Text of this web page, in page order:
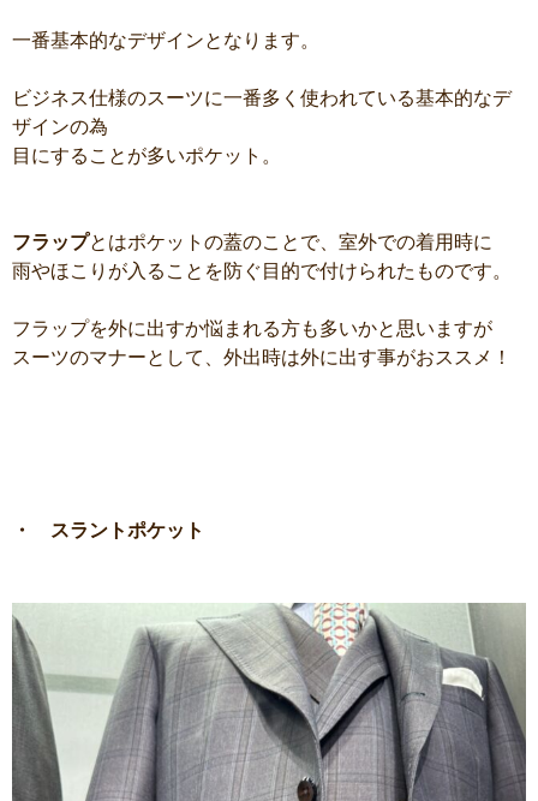
一番基本的なデザインとなります。
ビジネス仕様のスーツに一番多く使われている基本的なデ
ザインの為
目にすることが多いポケット。
フラップとはポケットの蓋のことで、室外での着用時に
雨やほこりが入ることを防ぐ目的で付けられたものです。
フラップを外に出すか悩まれる方も多いかと思いますが
スーツのマナーとして、外出時は外に出す事がおススメ！
・ スラントポケット